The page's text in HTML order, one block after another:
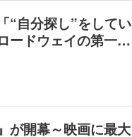
“自分探し”をしてい
ードウェイの第一…
が開幕～映画に最大